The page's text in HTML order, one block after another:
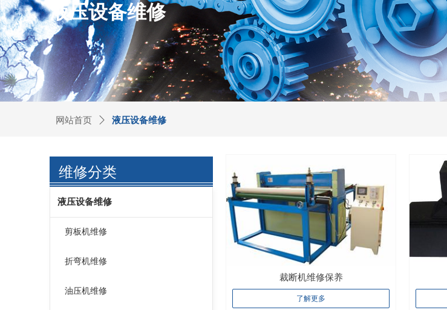
液压设备维修
网站首页 ꄲ 液压设备维修
维修分类
液压设备维修
剪板机维修
折弯机维修
油压机维修
裁断机维修保养
了解更多